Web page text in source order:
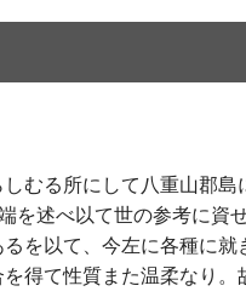
むる所にして八重山郡
述べ以て世の参考に資
を以て、今左に各種に就
得て性質また温柔なり